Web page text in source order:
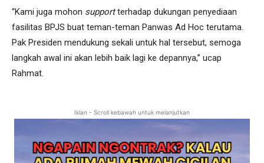
“Kami juga mohon supportterhadap dukungan penyediaan
fasilitas BPJS buat teman-teman Panwas Ad Hoc terutama.
Pak Presiden mendukung sekali untuk hal tersebut, semoga
langkah awal ini akan lebih baik lagi ke depannya,” ucap
Rahmat.
Iklan - Scroll kebawah untuk melanjutkan